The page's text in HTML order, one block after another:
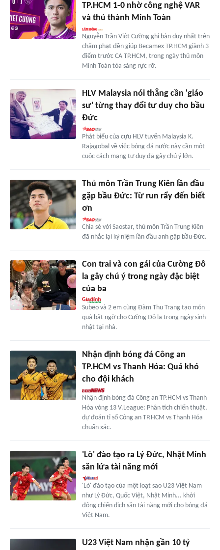
TP.HCM 1-0 nhờ công nghệ VAR
và thủ thành Minh Toàn
Nguyễn Trần Việt Cường ghi bàn duy nhất trên
chấm phạt đền giúp Becamex TP.HCM giành 3
điểm trước CA TP.HCM, trong ngày thủ môn
Minh Toàn tỏa sáng rực rỡ.
HLV Malaysia nói thẳng cần 'giáo
sư' từng thay đổi tư duy cho bầu
Đức
Phát biểu của cựu HLV tuyển Malaysia K.
Rajagobal về việc bóng đá nước này cần một
cuộc cách mạng tư duy đã gây chú ý lớn.
Thủ môn Trần Trung Kiên lần đầu
gặp bầu Đức: Từ run rẩy đến biết
ơn
Chia sẻ với Saostar, thủ môn Trần Trung Kiên
đã nhắc lại kỷ niệm lần đầu anh gặp bầu Đức.
Con trai và con gái của Cường Đô
la gây chú ý trong ngày đặc biệt
của ba
Subeo và 2 em cùng Đàm Thu Trang tạo món
quà bất ngờ cho Cường Đô la trong ngày sinh
nhật tại nhà.
Nhận định bóng đá Công an
TP.HCM vs Thanh Hóa: Quá khó
cho đội khách
Nhận định bóng đá Công an TP.HCM vs Thanh
Hóa vòng 13 V.League: Phân tích chiến thuật,
dự đoán tỉ số Công an TP.HCM vs Thanh Hóa
chuẩn xác.
'Lò' đào tạo ra Lý Đức, Nhật Minh
săn lứa tài năng mới
'Lò' đào tạo của một loạt sao U23 Việt Nam
như Lý Đức, Quốc Việt, Nhật Minh... khởi
động chiến dịch săn tài năng mới cho bóng đá
Việt Nam.
U23 Việt Nam nhận gần 10 tỷ